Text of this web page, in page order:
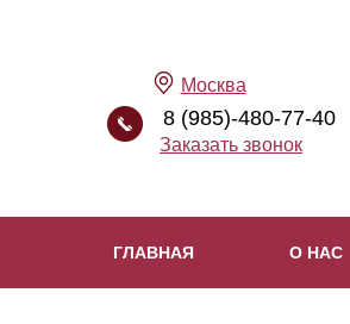
8 (985)-480-77-40
Москва
Заказать звонок
ГЛАВНАЯ О НАС